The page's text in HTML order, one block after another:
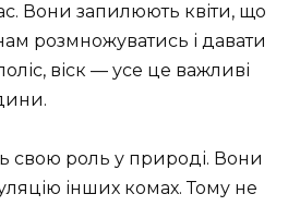
Вони запилюють квіти, що
розмножуватись і давати
віск — усе це важливі
свою роль у природі. Вони
інших комах. Тому не